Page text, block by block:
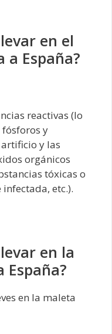
en el
a España?
reactivas (lo
y
y las
orgánicos
tóxicas o
etc.).
en la
en la maleta